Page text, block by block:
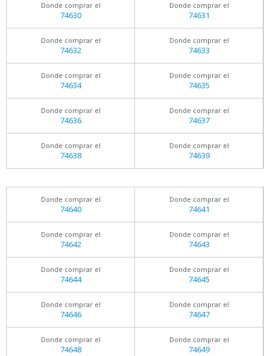
Donde comprar el
74630
Donde comprar el
74631
Donde comprar el
74632
Donde comprar el
74633
Donde comprar el
74634
Donde comprar el
74635
Donde comprar el
74636
Donde comprar el
74637
Donde comprar el
74638
Donde comprar el
74639
Donde comprar el
74640
Donde comprar el
74641
Donde comprar el
74642
Donde comprar el
74643
Donde comprar el
74644
Donde comprar el
74645
Donde comprar el
74646
Donde comprar el
74647
Donde comprar el
74648
Donde comprar el
74649